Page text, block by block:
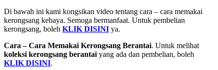
Di bawah ini kami kongsikan video tentang cara – cara memakai
kerongsang kebaya. Semoga bermanfaat. Untuk pembelian
kerongsang, boleh KLIK DISINI ya.
Cara – Cara Memakai Kerongsang Berantai. Untuk melihat
koleksi kerongsang berantai yang ada dan pembelian, boleh
KLIK DISINI.